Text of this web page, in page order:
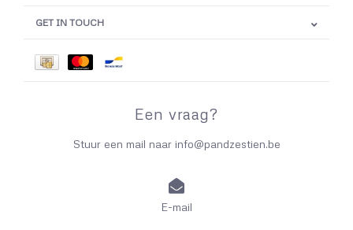
GET IN TOUCH
Een vraag?
Stuur een mail naar info@pandzestien.be
E-mail